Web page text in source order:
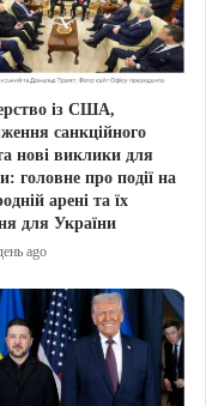
із США,
санкційного
нові виклики для
головне про події на
арені та їх
для України
ago